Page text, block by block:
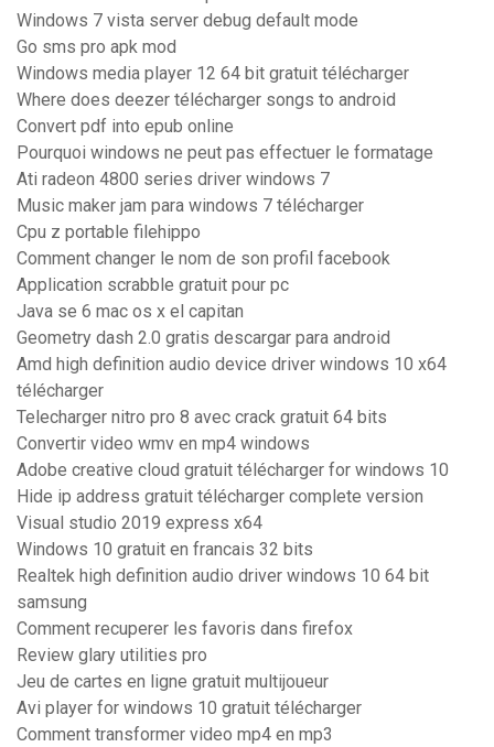
Windows 7 vista server debug default mode
Go sms pro apk mod
Windows media player 12 64 bit gratuit télécharger
Where does deezer télécharger songs to android
Convert pdf into epub online
Pourquoi windows ne peut pas effectuer le formatage
Ati radeon 4800 series driver windows 7
Music maker jam para windows 7 télécharger
Cpu z portable filehippo
Comment changer le nom de son profil facebook
Application scrabble gratuit pour pc
Java se 6 mac os x el capitan
Geometry dash 2.0 gratis descargar para android
Amd high definition audio device driver windows 10 x64
télécharger
Telecharger nitro pro 8 avec crack gratuit 64 bits
Convertir video wmv en mp4 windows
Adobe creative cloud gratuit télécharger for windows 10
Hide ip address gratuit télécharger complete version
Visual studio 2019 express x64
Windows 10 gratuit en francais 32 bits
Realtek high definition audio driver windows 10 64 bit
samsung
Comment recuperer les favoris dans firefox
Review glary utilities pro
Jeu de cartes en ligne gratuit multijoueur
Avi player for windows 10 gratuit télécharger
Comment transformer video mp4 en mp3